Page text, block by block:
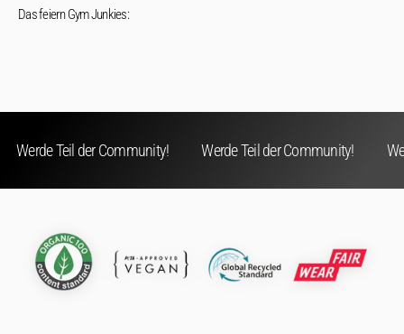
Das feiern Gym Junkies:
Werde Teil der Community! Werde Teil der Community!